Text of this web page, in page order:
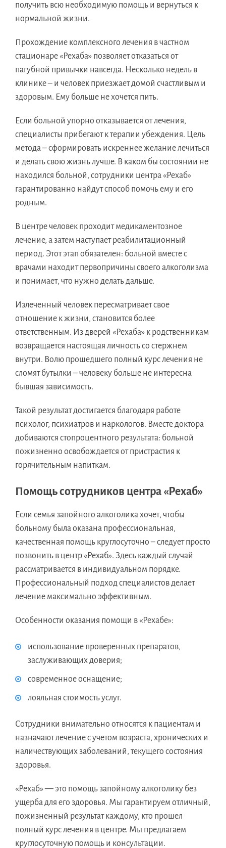
получить всю необходимую помощь и вернуться к
нормальной жизни.
Прохождение комплексного лечения в частном
стационаре «Рехаба» позволяет отказаться от
пагубной привычки навсегда. Несколько недель в
клинике – и человек приезжает домой счастливым и
здоровым. Ему больше не хочется пить.
Если больной упорно отказывается от лечения,
специалисты прибегают к терапии убеждения. Цель
метода – сформировать искреннее желание лечиться
и делать свою жизнь лучше. В каком бы состоянии не
находился больной, сотрудники центра «Рехаб»
гарантированно найдут способ помочь ему и его
родным.
В центре человек проходит медикаментозное
лечение, а затем наступает реабилитационный
период. Этот этап обязателен: больной вместе с
врачами находит первопричины своего алкоголизма
и понимает, что нужно делать дальше.
Излеченный человек пересматривает свое
отношение к жизни, становится более
ответственным. Из дверей «Рехаба» к родственникам
возвращается настоящая личность со стержнем
внутри. Волю прошедшего полный курс лечения не
сломят бутылки – человеку больше не интересна
бывшая зависимость.
Такой результат достигается благодаря работе
психолог, психиатров и наркологов. Вместе доктора
добиваются стопроцентного результата: больной
пожизненно освобождается от пристрастия к
горячительным напиткам.
Помощь сотрудников центра «Рехаб»
Если семья запойного алкоголика хочет, чтобы
больному была оказана профессиональная,
качественная помощь круглосуточно – следует просто
позвонить в центр «Рехаб». Здесь каждый случай
рассматривается в индивидуальном порядке.
Профессиональный подход специалистов делает
лечение максимально эффективным.
Особенности оказания помощи в «Рехабе»:
использование проверенных препаратов,
заслуживающих доверия;
современное оснащение;
лояльная стоимость услуг.
Сотрудники внимательно относятся к пациентам и
назначают лечение с учетом возраста, хронических и
наличествующих заболеваний, текущего состояния
здоровья.
«Рехаб» — это помощь запойному алкоголику без
ущерба для его здоровья. Мы гарантируем отличный,
пожизненный результат каждому, кто прошел
полный курс лечения в центре. Мы предлагаем
круглосуточную помощь и консультации.